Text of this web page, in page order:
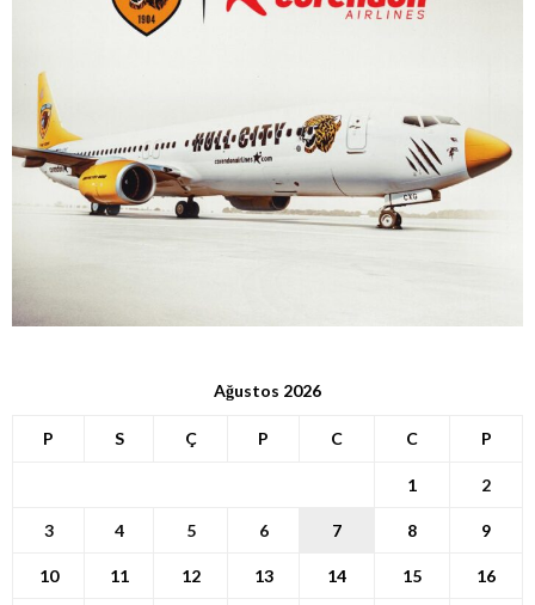
Ağustos 2026
P S Ç P C C P
1 2
3 4 5 6 7 8 9
10 11 12 13 14 15 16